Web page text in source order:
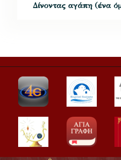
Δίνοντας αγάπη (ένα